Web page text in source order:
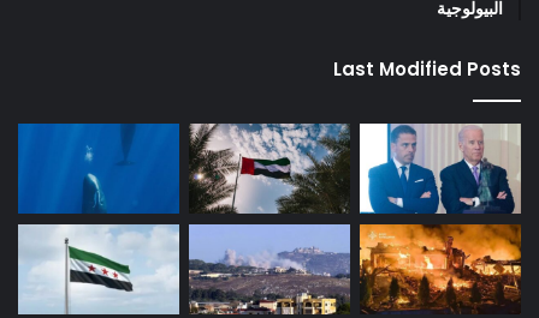
البيولوجية
Last Modified Posts